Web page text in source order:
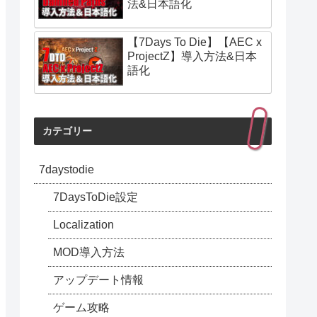
法&日本語化
【7Days To Die】【AEC x
ProjectZ】導入方法&日本
語化
カテゴリー
7daystodie
7DaysToDie設定
Localization
MOD導入方法
アップデート情報
ゲーム攻略